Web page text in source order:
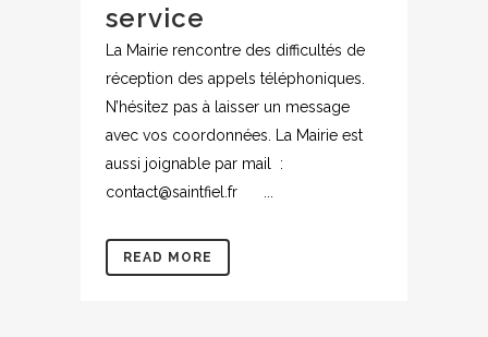
service
La Mairie rencontre des difficultés de
réception des appels téléphoniques.
N’hésitez pas à laisser un message
avec vos coordonnées. La Mairie est
aussi joignable par mail :
contact@saintfiel.fr ...
READ MORE